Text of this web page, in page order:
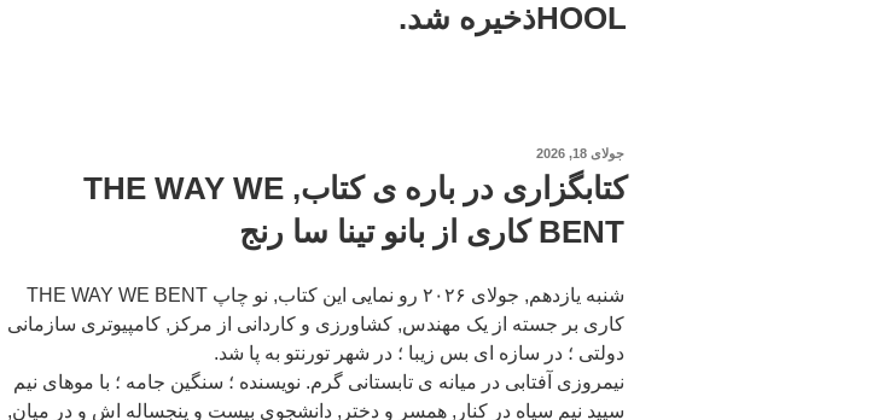
HOOLذخیره شد.
نوشته‌شده
جولای 18, 2026
کتابگزاری در باره ی کتاب, THE WAY WE
BENT کاری از بانو تینا سا رنج
شنبه یازدهم, جولای ۲۰۲۶ رو نمایی این کتاب, نو چاپ THE WAY WE BENT
کاری بر جسته از یک مهندس, کشاورزی و کاردانی از مرکز, کامپیوتری سازمانی
دولتی ؛ در سازه ای بس زیبا ؛ در شهر تورنتو به پا شد.
نیمروزی آفتابی در میانه ی تابستانی گرم. نویسنده ؛ سنگین جامه ؛ با موهای نیم
سپید نیم سیاه در کنار, همسر و دختر, دانشجوی بیست و پنجساله اش و در میان,